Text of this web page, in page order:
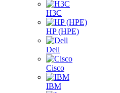
H3C
HP (HPE)
Dell
Cisco
IBM